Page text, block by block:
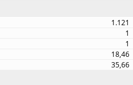
1.121
1
1
18,46
35,66